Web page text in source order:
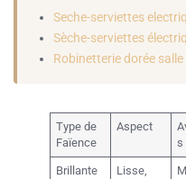
Seche-serviettes
Sèche-serviettes
Robinetterie dorée
Type de
Faïence
Aspect
s
Brillante
Lisse,